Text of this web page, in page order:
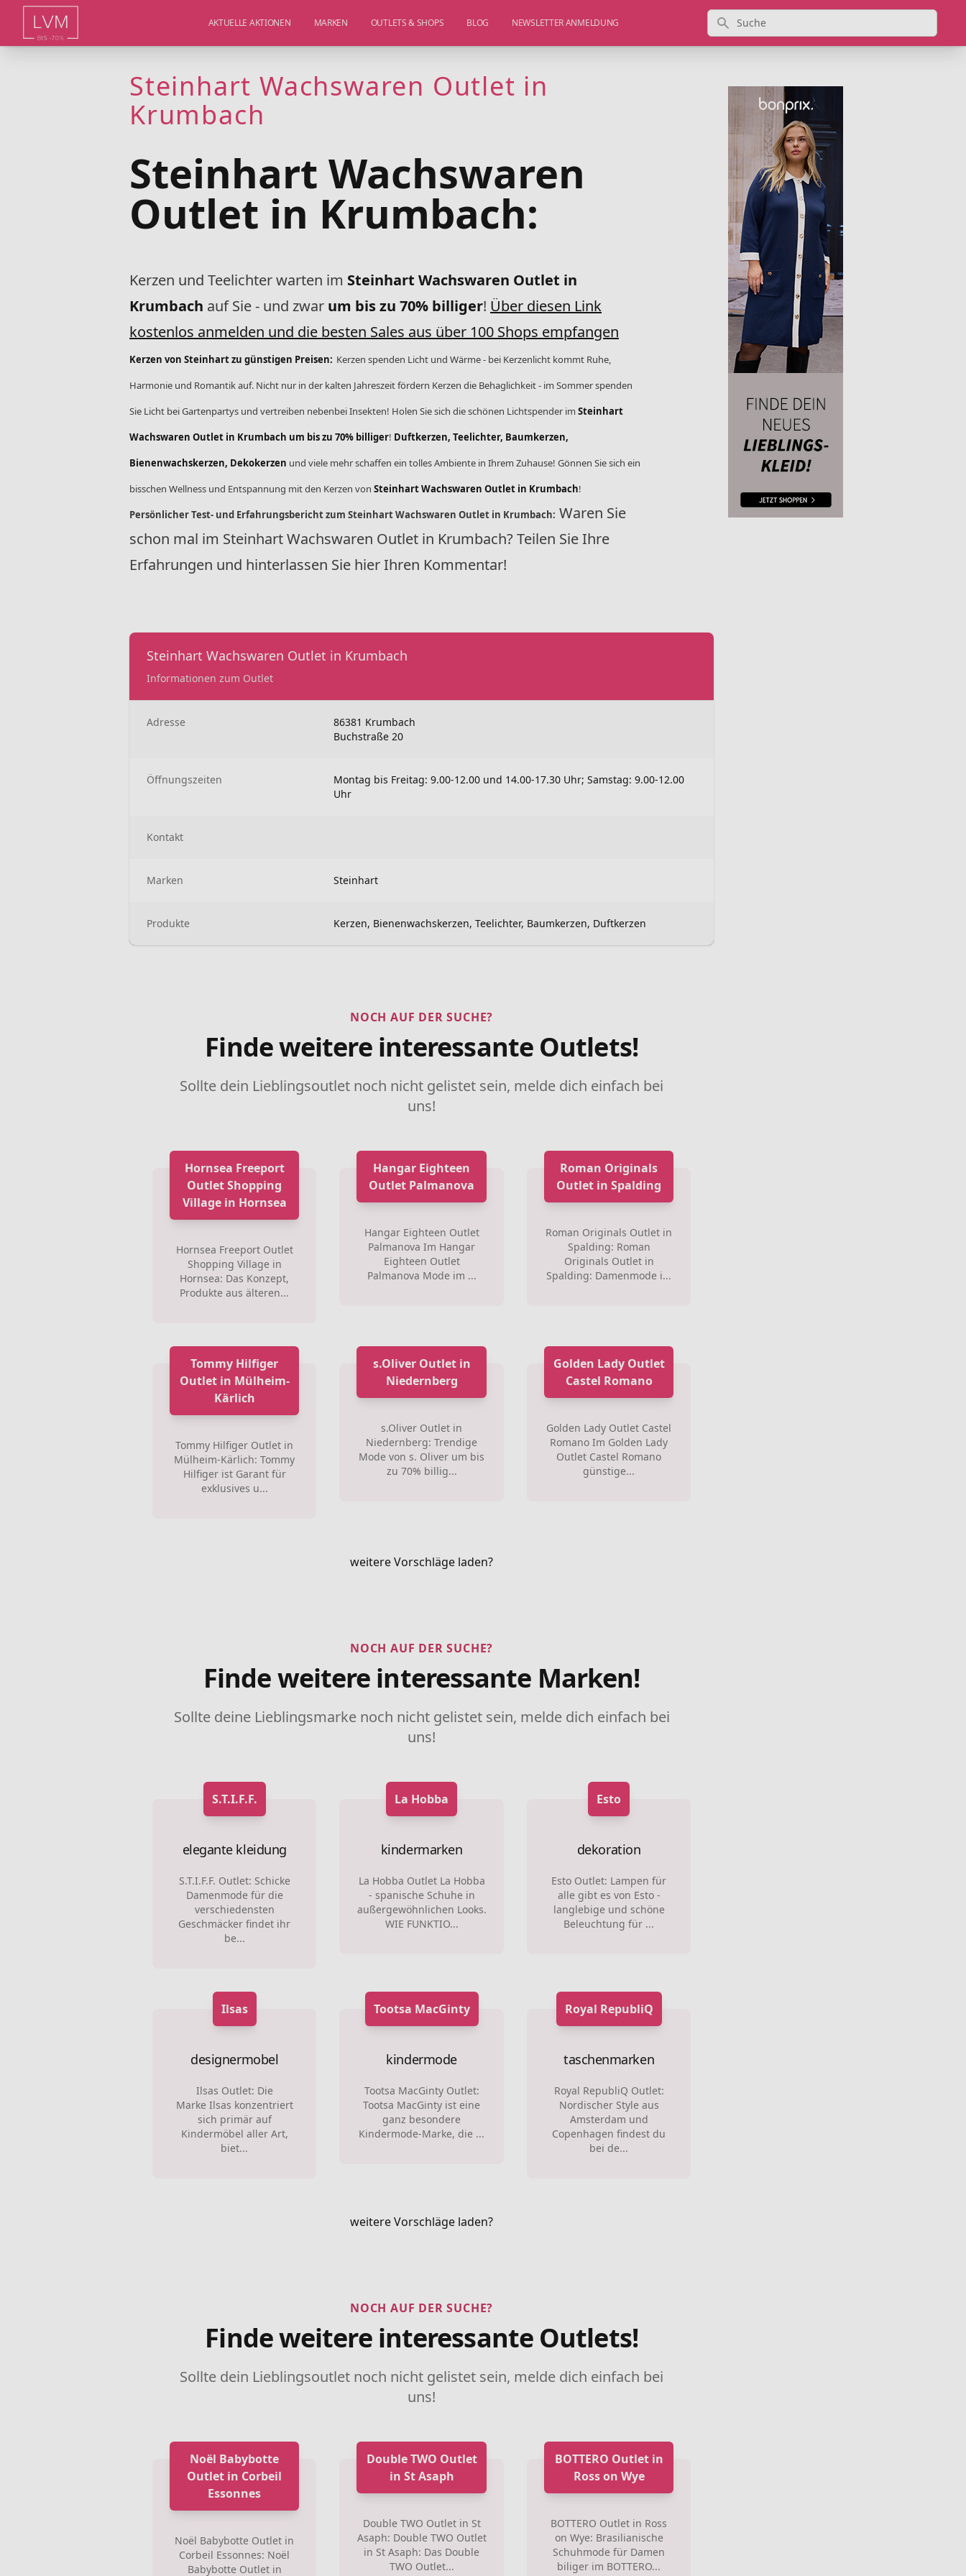
AKTUELLE AKTIONEN MARKEN OUTLETS & SHOPS BLOG NEWSLETTER ANMELDUNG Suche
Steinhart Wachswaren Outlet in
Krumbach
Steinhart Wachswaren
Outlet in Krumbach:
Kerzen und Teelichter warten im Steinhart Wachswaren Outlet in
Krumbach auf Sie - und zwar um bis zu 70% billiger! Über diesen Link
kostenlos anmelden und die besten Sales aus über 100 Shops empfangen
Kerzen von Steinhart zu günstigen Preisen: Kerzen spenden Licht und Wärme - bei Kerzenlicht kommt Ruhe,
Harmonie und Romantik auf. Nicht nur in der kalten Jahreszeit fördern Kerzen die Behaglichkeit - im Sommer spenden
Sie Licht bei Gartenpartys und vertreiben nebenbei Insekten! Holen Sie sich die schönen Lichtspender im Steinhart
Wachswaren Outlet in Krumbach um bis zu 70% billiger! Duftkerzen, Teelichter, Baumkerzen,
Bienenwachskerzen, Dekokerzen und viele mehr schaffen ein tolles Ambiente in Ihrem Zuhause! Gönnen Sie sich ein
bisschen Wellness und Entspannung mit den Kerzen von Steinhart Wachswaren Outlet in Krumbach!
Persönlicher Test- und Erfahrungsbericht zum Steinhart Wachswaren Outlet in Krumbach: Waren Sie
schon mal im Steinhart Wachswaren Outlet in Krumbach? Teilen Sie Ihre
Erfahrungen und hinterlassen Sie hier Ihren Kommentar!
Steinhart Wachswaren Outlet in Krumbach
Informationen zum Outlet
Adresse
86381 Krumbach
Buchstraße 20
Öffnungszeiten
Montag bis Freitag: 9.00-12.00 und 14.00-17.30 Uhr; Samstag: 9.00-12.00
Uhr
Kontakt
Marken Steinhart
Produkte Kerzen, Bienenwachskerzen, Teelichter, Baumkerzen, Duftkerzen
NOCH AUF DER SUCHE?
Finde weitere interessante Outlets!
Sollte dein Lieblingsoutlet noch nicht gelistet sein, melde dich einfach bei
uns!
Hornsea Freeport
Outlet Shopping
Village in Hornsea
Hornsea Freeport Outlet
Shopping Village in
Hornsea: Das Konzept,
Produkte aus älteren...
Hangar Eighteen
Outlet Palmanova
Hangar Eighteen Outlet
Palmanova Im Hangar
Eighteen Outlet
Palmanova Mode im ...
Roman Originals
Outlet in Spalding
Roman Originals Outlet in
Spalding: Roman
Originals Outlet in
Spalding: Damenmode i...
Tommy Hilfiger
Outlet in Mülheim-
Kärlich
Tommy Hilfiger Outlet in
Mülheim-Kärlich: Tommy
Hilfiger ist Garant für
exklusives u...
s.Oliver Outlet in
Niedernberg
s.Oliver Outlet in
Niedernberg: Trendige
Mode von s. Oliver um bis
zu 70% billig...
Golden Lady Outlet
Castel Romano
Golden Lady Outlet Castel
Romano Im Golden Lady
Outlet Castel Romano
günstige...
weitere Vorschläge laden?
NOCH AUF DER SUCHE?
Finde weitere interessante Marken!
Sollte deine Lieblingsmarke noch nicht gelistet sein, melde dich einfach bei
uns!
S.T.I.F.F.
elegante kleidung
S.T.I.F.F. Outlet: Schicke
Damenmode für die
verschiedensten
Geschmäcker findet ihr
be...
La Hobba
kindermarken
La Hobba Outlet La Hobba
- spanische Schuhe in
außergewöhnlichen Looks.
WIE FUNKTIO...
Esto
dekoration
Esto Outlet: Lampen für
alle gibt es von Esto -
langlebige und schöne
Beleuchtung für ...
Ilsas
designermobel
Ilsas Outlet: Die
Marke Ilsas konzentriert
sich primär auf
Kindermöbel aller Art,
biet...
Tootsa MacGinty
kindermode
Tootsa MacGinty Outlet:
Tootsa MacGinty ist eine
ganz besondere
Kindermode-Marke, die ...
Royal RepubliQ
taschenmarken
Royal RepubliQ Outlet:
Nordischer Style aus
Amsterdam und
Copenhagen findest du
bei de...
weitere Vorschläge laden?
NOCH AUF DER SUCHE?
Finde weitere interessante Outlets!
Sollte dein Lieblingsoutlet noch nicht gelistet sein, melde dich einfach bei
uns!
Noël Babybotte
Outlet in Corbeil
Essonnes
Noël Babybotte Outlet in
Corbeil Essonnes: Noël
Babybotte Outlet in
Double TWO Outlet
in St Asaph
Double TWO Outlet in St
Asaph: Double TWO Outlet
in St Asaph: Das Double
TWO Outlet...
BOTTERO Outlet in
Ross on Wye
BOTTERO Outlet in Ross
on Wye: Brasilianische
Schuhmode für Damen
biliger im BOTTERO...